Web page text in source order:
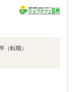
（転職）